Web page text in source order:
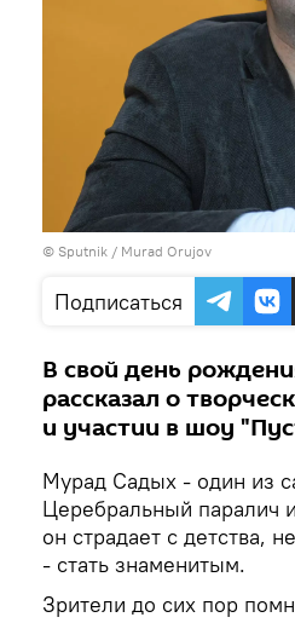
© Sputnik / Murad Orujov
Подписаться
В свой день
рассказал о
и участии в шоу
Мурад Садых - один из
Церебральный паралич
он страдает с детства,
- стать знаменитым.
Зрители до сих пор